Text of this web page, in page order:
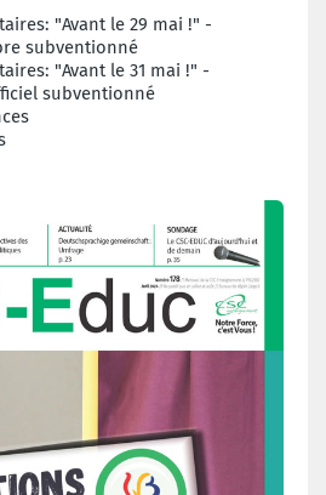
"Avant le 29 mai !" -
subventionné
"Avant le 31 mai !" -
subventionné